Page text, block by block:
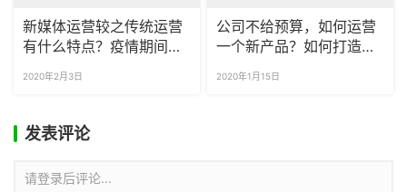
新媒体运营较之传统运营
有什么特点？疫情期间你
2020年2月3日
公司不给预算，如何运营
一个新产品？如何打造新
2020年1月15日
发表评论
请登录后评论...